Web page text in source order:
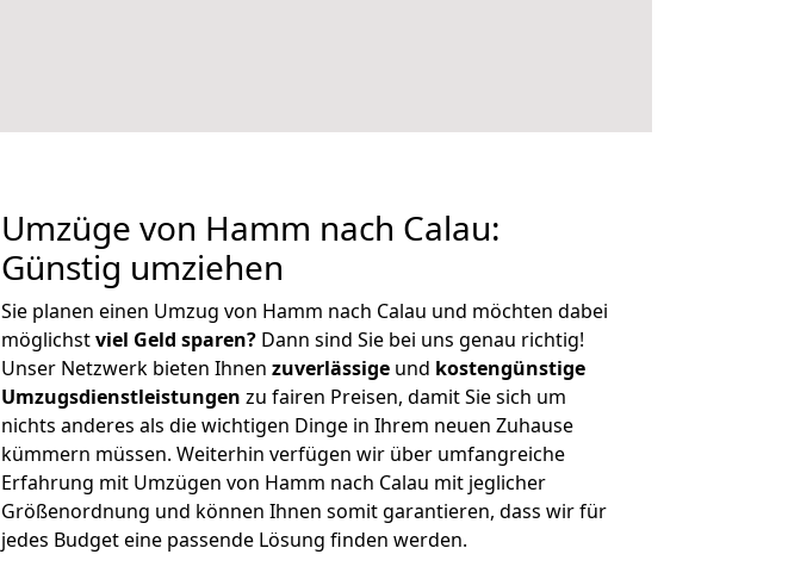
Umzüge von Hamm nach Calau:
Günstig umziehen
Sie planen einen Umzug von Hamm nach Calau und möchten dabei
möglichstviel Geld sparen? Dann sind Sie bei uns genau richtig!
Unser Netzwerk bieten Ihnen zuverlässige und kostengünstige
Umzugsdienstleistungen zu fairen Preisen, damit Sie sich um
nichts anderes als die wichtigen Dinge in Ihrem neuen Zuhause
kümmern müssen. Weiterhin verfügen wir über umfangreiche
Erfahrung mit Umzügen von Hamm nach Calau mit jeglicher
Größenordnung und können Ihnen somit garantieren, dass wir für
jedes Budget eine passende Lösung finden werden.